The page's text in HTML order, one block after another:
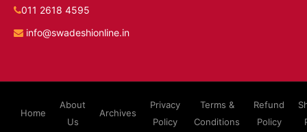
011 2618 4595
info@swadeshionline.in
Home
About
Us
Archives
Privacy
Policy
Terms &
Conditions
Refund
Policy